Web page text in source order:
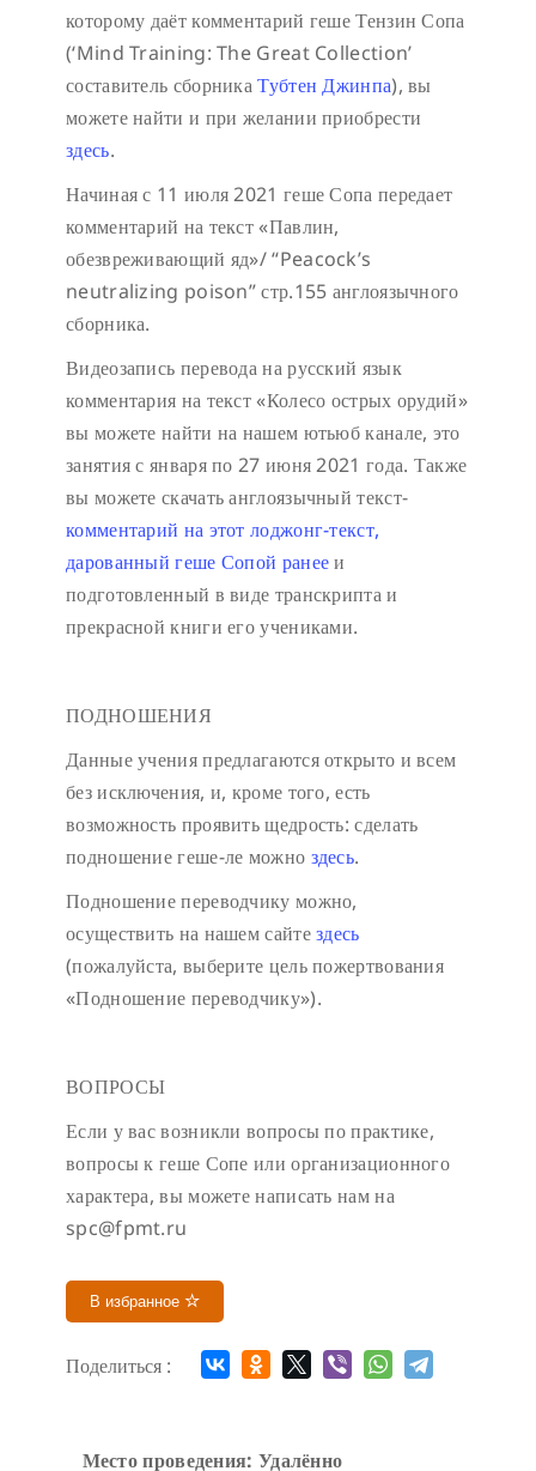
которому даёт комментарий геше Тензин Сопа
(‘Mind Training: The Great Collection’
составитель сборникаТубтен Джинпа), вы
можете найти и при желании приобрести
здесь.
Начиная с 11 июля 2021 геше Сопа передает
комментарий на текст «Павлин,
обезвреживающий яд»/ “Peacock’s
neutralizing poison” стр.155 англоязычного
сборника.
Видеозапись перевода на русский язык
комментария на текст «Колесо острых орудий»
вы можете найти на нашем ютьюб канале, это
занятия с января по 27 июня 2021 года. Также
вы можете скачать англоязычный текст-
комментарий на этот лоджонг-текст,
дарованный геше Сопой ранееи
подготовленный в виде транскрипта и
прекрасной книги его учениками.
ПОДНОШЕНИЯ
Данные учения предлагаются открыто и всем
без исключения, и, кроме того, есть
возможность проявить щедрость: сделать
подношение геше-ле можно здесь.
Подношение переводчику можно,
осуществить на нашем сайтездесь
(пожалуйста, выберите цель пожертвования
«Подношение переводчику»).
ВОПРОСЫ
Если у вас возникли вопросы по практике,
вопросы к геше Сопе или организационного
характера, вы можете написать нам на
spc@fpmt.ru
В избранное
Поделиться :
Место проведения: Удалённо